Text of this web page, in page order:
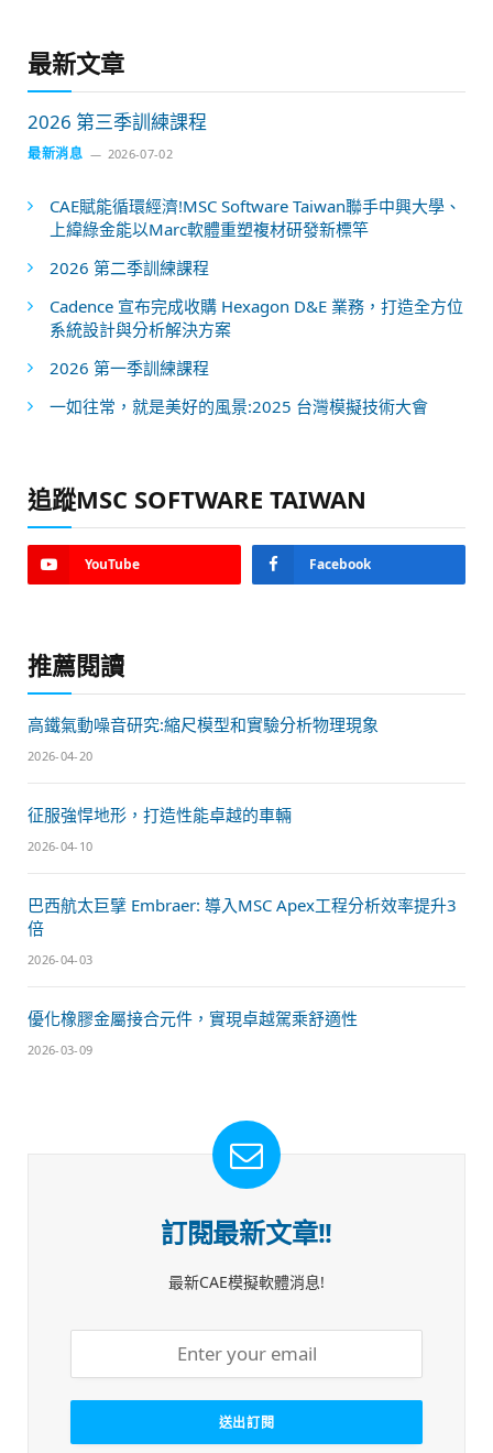
最新文章
2026 第三季訓練課程
最新消息 2026-07-02
CAE賦能循環經濟!MSC Software Taiwan聯手中興大學、
上緯綠金能以Marc軟體重塑複材研發新標竿
2026 第二季訓練課程
Cadence 宣布完成收購 Hexagon D&E 業務，打造全方位
系統設計與分析解決方案
2026 第一季訓練課程
一如往常，就是美好的風景:2025 台灣模擬技術大會
追蹤MSC SOFTWARE TAIWAN
YouTube Facebook
推薦閱讀
高鐵氣動噪音研究:縮尺模型和實驗分析物理現象
2026-04-20
征服強悍地形，打造性能卓越的車輛
2026-04-10
巴西航太巨擘 Embraer: 導入MSC Apex工程分析效率提升3
倍
2026-04-03
優化橡膠金屬接合元件，實現卓越駕乘舒適性
2026-03-09
訂閱最新文章!!
最新CAE模擬軟體消息!